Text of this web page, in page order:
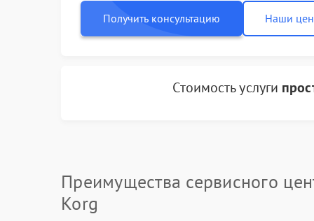
Получить консультацию Наши
Стоимость услуги
Преимущества сервисного
Korg